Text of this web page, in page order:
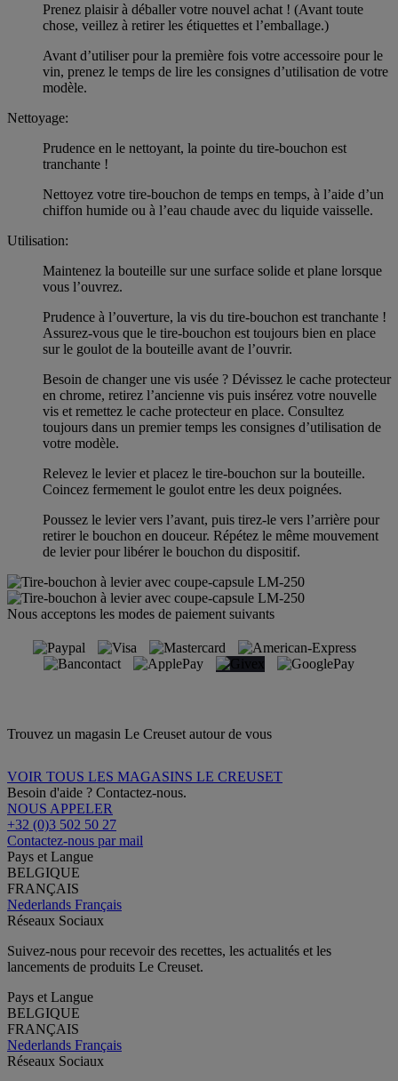
Prenez plaisir à déballer votre nouvel achat ! (Avant toute
chose, veillez à retirer les étiquettes et l’emballage.)
Avant d’utiliser pour la première fois votre accessoire pour le
vin, prenez le temps de lire les consignes d’utilisation de votre
modèle.
Nettoyage:
Prudence en le nettoyant, la pointe du tire-bouchon est
tranchante !
Nettoyez votre tire-bouchon de temps en temps, à l’aide d’un
chiffon humide ou à l’eau chaude avec du liquide vaisselle.
Utilisation:
Maintenez la bouteille sur une surface solide et plane lorsque
vous l’ouvrez.
Prudence à l’ouverture, la vis du tire-bouchon est tranchante !
Assurez-vous que le tire-bouchon est toujours bien en place
sur le goulot de la bouteille avant de l’ouvrir.
Besoin de changer une vis usée ? Dévissez le cache protecteur
en chrome, retirez l’ancienne vis puis insérez votre nouvelle
vis et remettez le cache protecteur en place. Consultez
toujours dans un premier temps les consignes d’utilisation de
votre modèle.
Relevez le levier et placez le tire-bouchon sur la bouteille.
Coincez fermement le goulot entre les deux poignées.
Poussez le levier vers l’avant, puis tirez-le vers l’arrière pour
retirer le bouchon en douceur. Répétez le même mouvement
de levier pour libérer le bouchon du dispositif.
Nous acceptons les modes de paiement suivants
Trouvez un magasin Le Creuset autour de vous
VOIR TOUS LES MAGASINS LE CREUSET
Besoin d'aide ? Contactez-nous.
NOUS APPELER
+32 (0)3 502 50 27
Contactez-nous par mail
Pays et Langue
BELGIQUE
FRANÇAIS
Nederlands Français
Réseaux Sociaux
Suivez-nous pour recevoir des recettes, les actualités et les
lancements de produits Le Creuset.
Pays et Langue
BELGIQUE
FRANÇAIS
Nederlands Français
Réseaux Sociaux